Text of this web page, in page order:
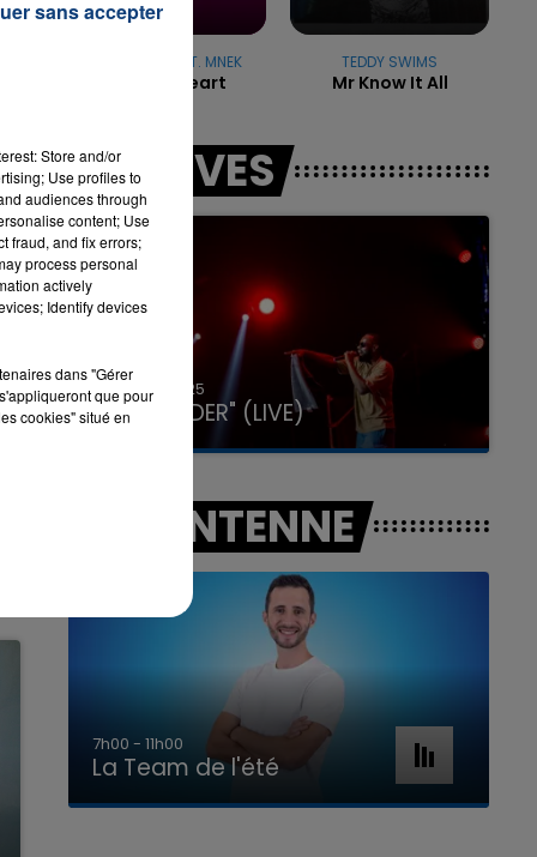
7h00 - 11h00
JOEL CORRY FT. MNEK
Head & Heart
TEDDY SWIMS
Mr Know It All
LES LIVES
31 janvier 2025
GIMS "SPIDER" (LIVE)
A L'ANTENNE
7h00 - 11h00
La Team de l'été
Store and/or
Use profiles to
audiences through
content; Use
fraud, and fix errors;
process personal
actively
Identify devices
dans "Gérer
que pour
cookies" situé en
sans accepter